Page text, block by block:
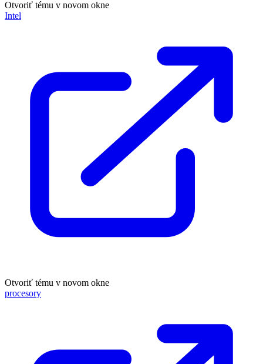
Otvoriť tému v novom okne
Intel
Otvoriť tému v novom okne
procesory